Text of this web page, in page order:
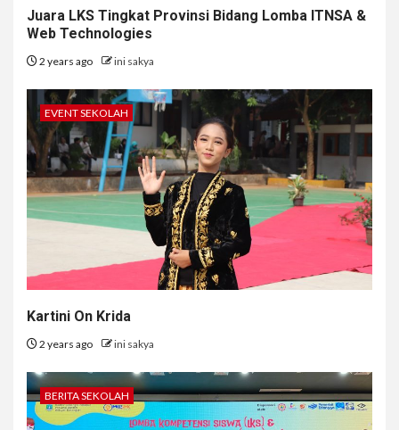
Juara LKS Tingkat Provinsi Bidang Lomba ITNSA &
Web Technologies
2 years ago ini sakya
EVENT SEKOLAH
Kartini On Krida
2 years ago ini sakya
BERITA SEKOLAH